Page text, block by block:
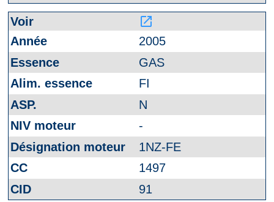
launch
2005
GAS
FI
N
-
1NZ-FE
1497
91